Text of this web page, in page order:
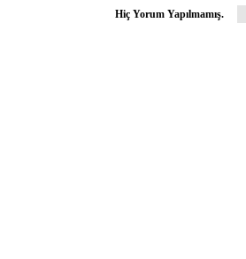
Hiç Yorum Yapılmamış.